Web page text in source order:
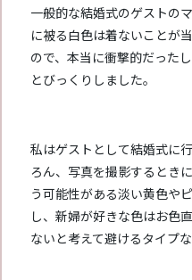
一般的な結婚式のゲストの
に被る白色は着ないことが
ので、本当に衝撃的だった
とびっくりしました。
私はゲストとして結婚式に
ろん、写真を撮影するとき
う可能性がある淡い黄色や
し、新婦が好きな色はお色
ないと考えて避けるタイプ